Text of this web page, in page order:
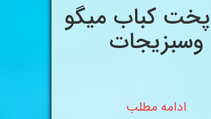
کباب میگو
وسبزیجات
ادامه مطلب